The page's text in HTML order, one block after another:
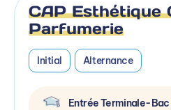
CAP Esthétique
Parfumerie
Initial Alternance
Entrée Terminale-